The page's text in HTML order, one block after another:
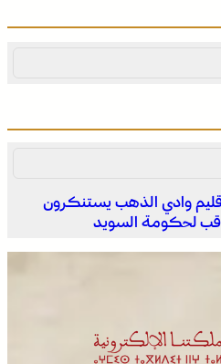
العهد مياه سبتة المحتلة على
وادي الذهب يستنكرون
لحكومة السويد